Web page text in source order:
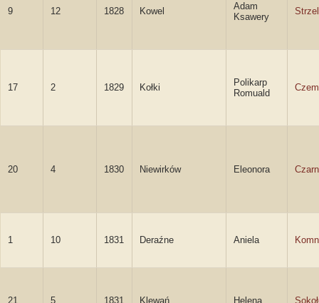
9 12 1828 Kowel
Adam
Ksawery
17 2 1829 Kołki
Polikarp
Romuald
20 4 1830 Niewirków Eleonora
1 10 1831 Deraźne Aniela
21 5 1831 Klewań Helena